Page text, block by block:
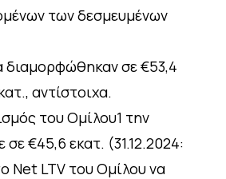
των δεσμευμένων
διαμορφώθηκαν σε €53,4
αντίστοιχα.
του Ομίλου1 την
σε €45,6 εκατ. (31.12.2024:
Net LTV του Ομίλου να